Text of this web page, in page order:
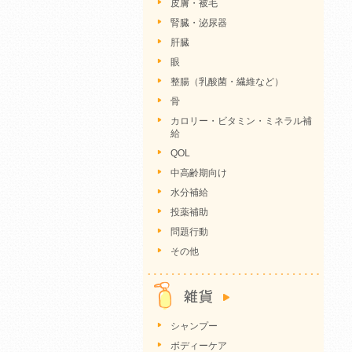
皮膚・被毛
腎臓・泌尿器
肝臓
眼
整腸（乳酸菌・繊維など）
骨
カロリー・ビタミン・ミネラル補
給
QOL
中高齢期向け
水分補給
投薬補助
問題行動
その他
シャンプー
ボディーケア